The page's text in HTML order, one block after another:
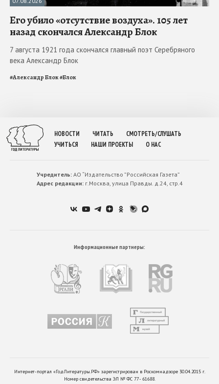
Его убило «отсутствие воздуха». 105 лет
назад скончался Александр Блок
7 августа 1921 года скончался главный поэт Серебряного
века Александр Блок
#Александр Блок#Блок
НОВОСТИ ЧИТАТЬ
СМОТРЕТЬ/СЛУШАТЬ
УЧИТЬСЯ
НАШИ ПРОЕКТЫ О НАС
Учредитель:АО “Издательство ”Российская Газета”
Адрес редакции:г.Москва, улица Правды. д.24, стр.4
Информационные партнеры:
Интернет-портал «ГодЛитературы.РФ» зарегистрирован в Роскомнадзоре 30.04.2015 г.
Номер свидетельства ЭЛ № ФС 77 - 61688.